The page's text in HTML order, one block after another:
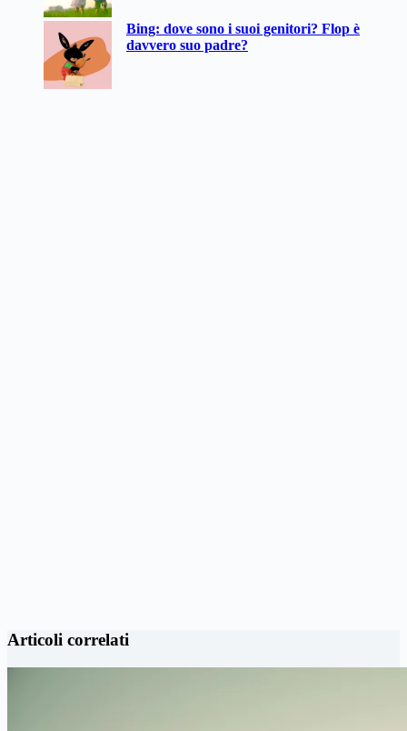
Bing: dove sono i suoi genitori? Flop è
davvero suo padre?
Articoli correlati